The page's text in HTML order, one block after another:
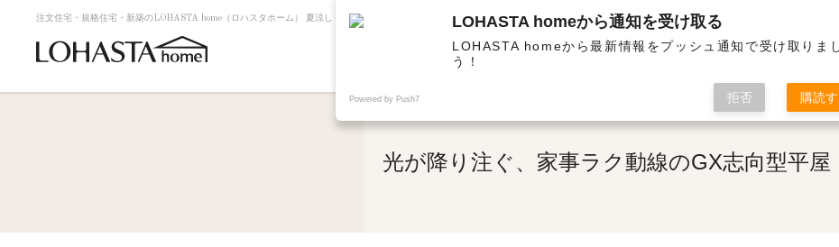
注文住宅・規格住宅・新築のLOHASTA home（ロハスタホーム） 夏涼しく冬暖かい高断熱・高気密の高性能住宅 | 光が降り注ぐ、家事ラク動線のGX志向型平屋
オン
光が降り注ぐ、家事ラク動線のGX志向型平屋
LOHASTA homeから通知を受け取る
LOHASTA homeから最新情報をプッシュ通知で受け取りま
う！
Powered by Push7 拒否 購読